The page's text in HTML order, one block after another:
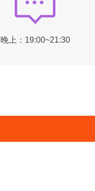
晚上：19:00~21:30